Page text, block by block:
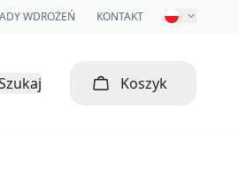
WDROŻEŃ KONTAKT
Koszyk